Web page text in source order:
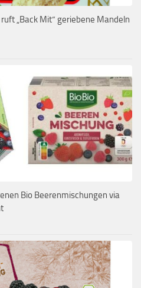
„Back Mit“ geriebene Mandeln
Bio Beerenmischungen via